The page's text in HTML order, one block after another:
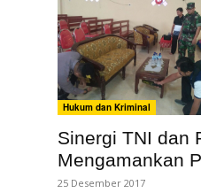
Hukum dan Kriminal
Sinergi TNI dan
Mengamankan
25 Desember 2017